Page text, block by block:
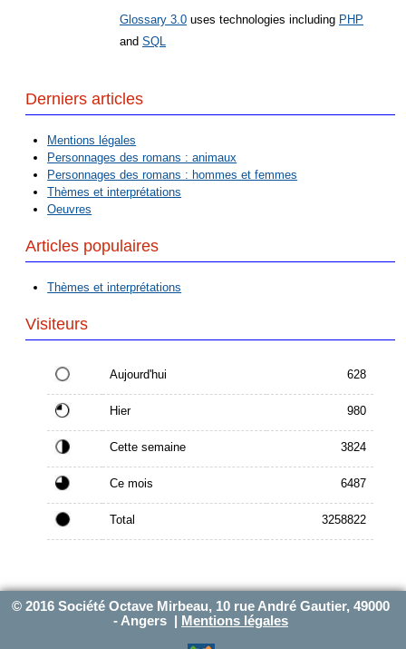
Glossary 3.0 uses technologies including PHP
and SQL
Derniers articles
Mentions légales
Personnages des romans : animaux
Personnages des romans : hommes et femmes
Thèmes et interprétations
Oeuvres
Articles populaires
Thèmes et interprétations
Visiteurs
Aujourd'hui 628
Hier 980
Cette semaine 3824
Ce mois 6487
Total 3258822
© 2016 Société Octave Mirbeau, 10 rue André Gautier, 49000
- Angers |
Mentions légales